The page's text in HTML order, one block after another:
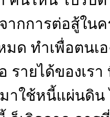
ากการต่อสู้ใน
ด ทำเพื่อตนเ
รายได้ของเร
าใช้หนี้แผ่นดิน